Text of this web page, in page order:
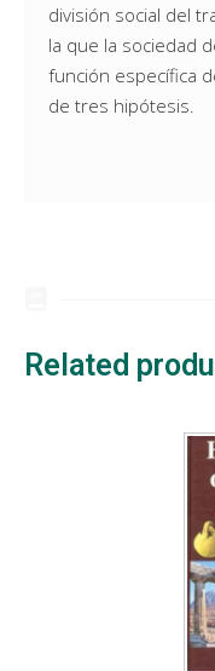
división social del
la que la sociedad
función específica
de tres hipótesis.
Related